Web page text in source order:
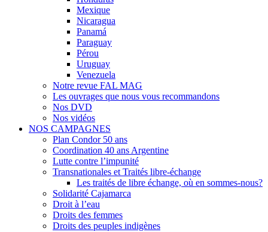
Mexique
Nicaragua
Panamá
Paraguay
Pérou
Uruguay
Venezuela
Notre revue FAL MAG
Les ouvrages que nous vous recommandons
Nos DVD
Nos vidéos
NOS CAMPAGNES
Plan Condor 50 ans
Coordination 40 ans Argentine
Lutte contre l’impunité
Transnationales et Traités libre-échange
Les traités de libre échange, où en sommes-nous?
Solidarité Cajamarca
Droit à l’eau
Droits des femmes
Droits des peuples indigènes